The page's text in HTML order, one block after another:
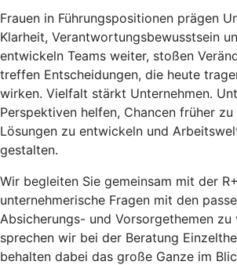
Frauen in Führungspositionen prägen
Klarheit, Verantwortungsbewusstsein
entwickeln Teams weiter, stoßen
treffen Entscheidungen, die heute
wirken. Vielfalt stärkt Unternehmen.
Perspektiven helfen, Chancen früher
Lösungen zu entwickeln und
gestalten.
Wir begleiten Sie gemeinsam mit der
unternehmerische Fragen mit den
Absicherungs- und Vorsorgethemen zu
sprechen wir bei der Beratung
behalten dabei das große Ganze im